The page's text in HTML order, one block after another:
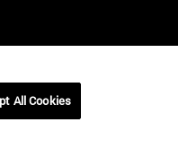
All Cookies